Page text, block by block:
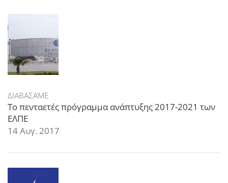
ΔΙΑΒΑΣΑΜΕ
Το πενταετές πρόγραμμα ανάπτυξης 2017-2021 των
ΕΛΠΕ
14 Αυγ. 2017